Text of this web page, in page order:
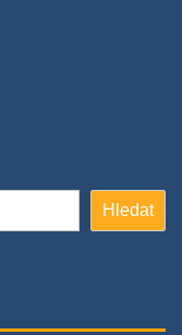
Hledat